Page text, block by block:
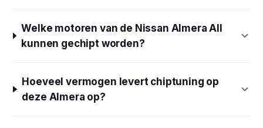
Welke motoren van de Nissan Almera All
kunnen gechipt worden?
Hoeveel vermogen levert chiptuning op
deze Almera op?